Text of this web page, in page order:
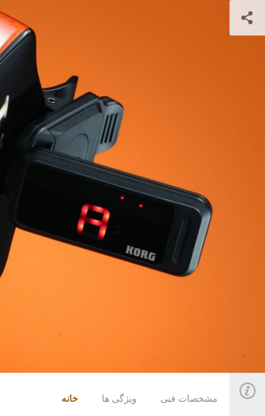
خانه ویژگی ها مشخصات فنی